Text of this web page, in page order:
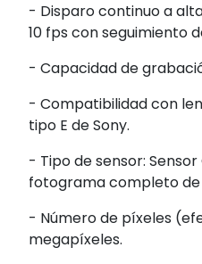
- Disparo continuo a
10 fps con seguimiento
- Capacidad de
- Compatibilidad con
tipo E de Sony.
- Tipo de sensor: Sensor
fotograma completo de
- Número de píxeles
megapíxeles.